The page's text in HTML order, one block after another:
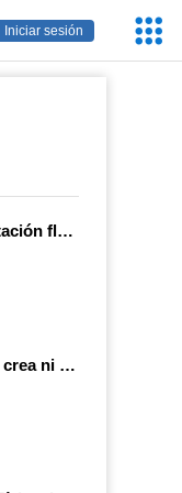
Iniciar sesión
"Coheté": ¡Levitación flamígera!
La energía ni se crea ni se destruye... ¡se experimenta! El Tierno en la Feria Madrid es Ciencia 2026